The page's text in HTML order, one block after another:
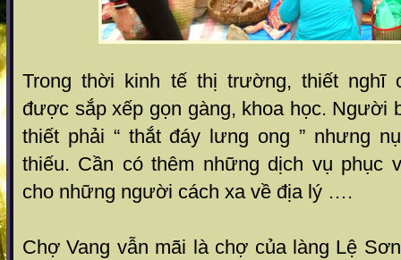
Trong thời kinh tế thị trường, thiết nghĩ
được sắp xếp gọn gàng, khoa học. Người
thiết phải “ thắt đáy lưng ong ” nhưng
thiếu. Cần có thêm những dịch vụ phục
cho những người cách xa về địa lý ….
Chợ Vang vẫn mãi là chợ của làng Lệ